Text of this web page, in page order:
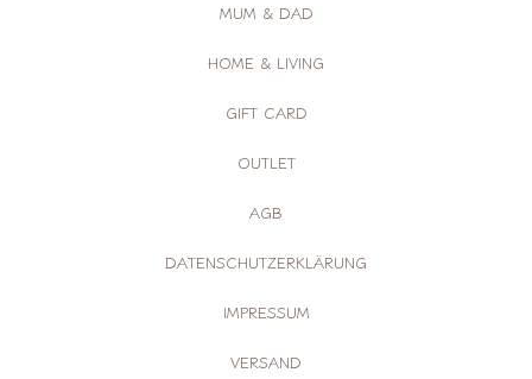
MUM & DAD
HOME & LIVING
GIFT CARD
OUTLET
AGB
DATENSCHUTZERKLÄRUNG
IMPRESSUM
VERSAND